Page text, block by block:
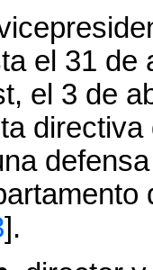
el 31 de
el 3 de
].